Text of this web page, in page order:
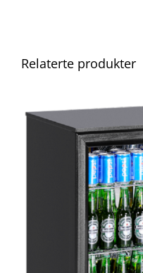
Relaterte produkter